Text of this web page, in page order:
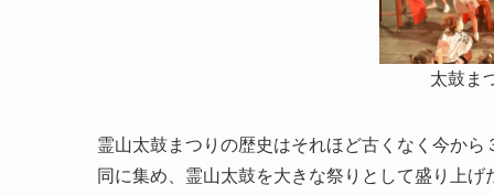
太鼓ま
霊山太鼓まつりの歴史はそれほど古くなく今か
同に集め、霊山太鼓を大きな祭りとして盛り上